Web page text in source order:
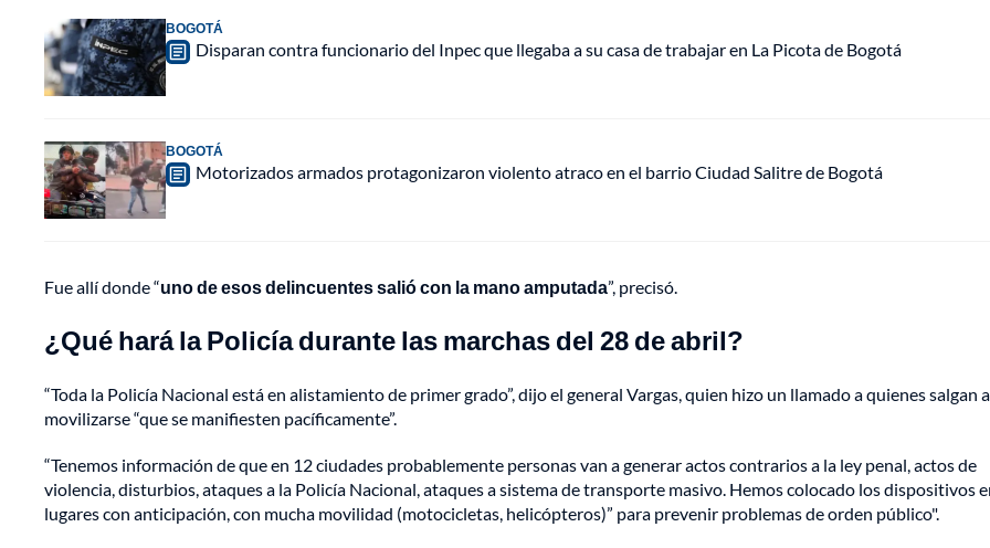
BOGOTÁ
Disparan contra funcionario del Inpec que llegaba a su casa de trabajar en La Picota de Bogotá
BOGOTÁ
Motorizados armados protagonizaron violento atraco en el barrio Ciudad Salitre de Bogotá
Fue allí donde “uno de esos delincuentes salió con la mano amputada”, precisó.
¿Qué hará la Policía durante las marchas del 28 de abril?
“Toda la Policía Nacional está en alistamiento de primer grado”, dijo el general Vargas, quien hizo un llamado a quienes salgan a
movilizarse “que se manifiesten pacíficamente”.
“Tenemos información de que en 12 ciudades probablemente personas van a generar actos contrarios a la ley penal, actos de
violencia, disturbios, ataques a la Policía Nacional, ataques a sistema de transporte masivo. Hemos colocado los dispositivos
lugares con anticipación, con mucha movilidad (motocicletas, helicópteros)” para prevenir problemas de orden público".